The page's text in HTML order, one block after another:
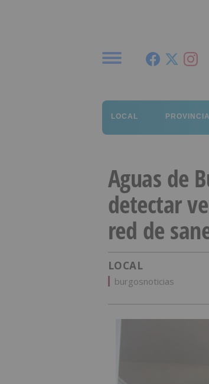
LOCAL PROVINCIA
Aguas de
detectar
red de
LOCAL
burgosnoticias